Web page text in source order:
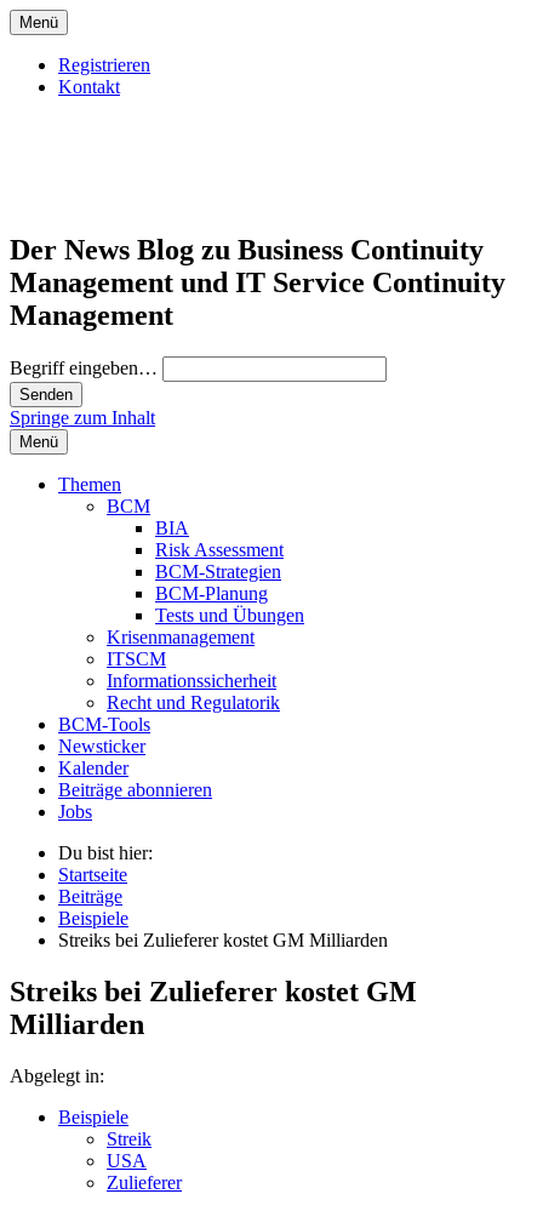
Menü
Registrieren
Kontakt
Der News Blog zu Business Continuity
Management und IT Service Continuity
Management
Begriff eingeben…
Springe zum Inhalt
Menü
Themen
BCM
BIA
Risk Assessment
BCM-Strategien
BCM-Planung
Tests und Übungen
Krisenmanagement
ITSCM
Informationssicherheit
Recht und Regulatorik
BCM-Tools
Newsticker
Kalender
Beiträge abonnieren
Jobs
Du bist hier:
Startseite
Beiträge
Beispiele
Streiks bei Zulieferer kostet GM Milliarden
Streiks bei Zulieferer kostet GM
Milliarden
Abgelegt in:
Beispiele
Streik
USA
Zulieferer